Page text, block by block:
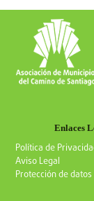
Enlaces
Política de
Aviso Legal
Protección de datos